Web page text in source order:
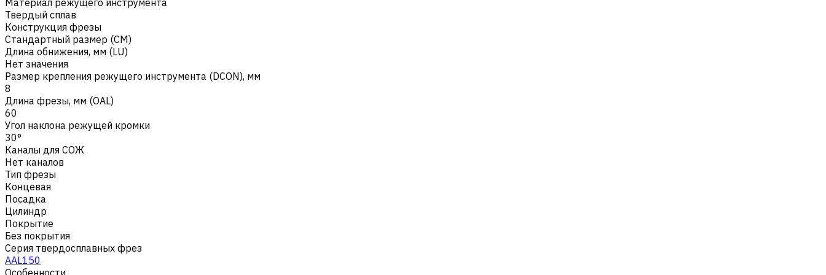
Твердый сплав
Конструкция фрезы
Стандартный размер (CM)
Длина обнижения, мм (LU)
Нет значения
Размер крепления режущего инструмента (DCON), мм
8
Длина фрезы, мм (OAL)
60
Угол наклона режущей кромки
30°
Каналы для СОЖ
Нет каналов
Тип фрезы
Концевая
Посадка
Цилиндр
Покрытие
Без покрытия
Серия твердосплавных фрез
AAL150
Особенности